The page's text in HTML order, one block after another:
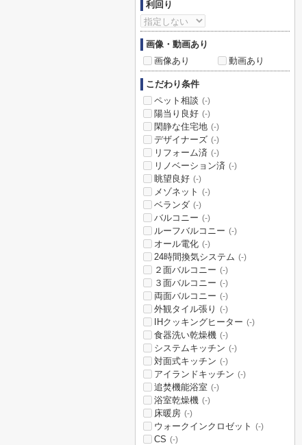
利回り
画像・動画あり
画像あり
動画あり
こだわり条件
ペット相談 (-)
陽当り良好 (-)
閑静な住宅地 (-)
デザイナーズ (-)
リフォーム済 (-)
リノベーション済 (-)
眺望良好 (-)
メゾネット (-)
ベランダ (-)
バルコニー (-)
ルーフバルコニー (-)
オール電化 (-)
24時間換気システム (-)
２面バルコニー (-)
３面バルコニー (-)
両面バルコニー (-)
外観タイル張り (-)
IHクッキングヒーター (-)
食器洗い乾燥機 (-)
システムキッチン (-)
対面式キッチン (-)
アイランドキッチン (-)
追焚機能浴室 (-)
浴室乾燥機 (-)
床暖房 (-)
ウォークインクロゼット (-)
CS (-)